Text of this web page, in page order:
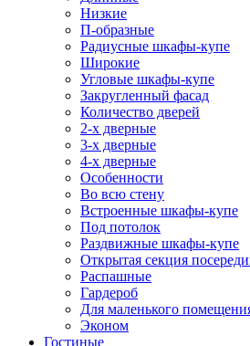
Низкие
П-образные
Радиусные шкафы-купе
Широкие
Угловые шкафы-купе
Закругленный фасад
Количество дверей
2-х дверные
3-х дверные
4-х дверные
Особенности
Во всю стену
Встроенные шкафы-купе
Под потолок
Раздвижные шкафы-купе
Открытая секция
Распашные
Гардероб
Для маленького
Эконом
Гостиные